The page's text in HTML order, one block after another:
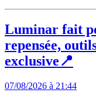
Luminar fait
repensée,
exclusive📍
07/08/2026 à 21:44